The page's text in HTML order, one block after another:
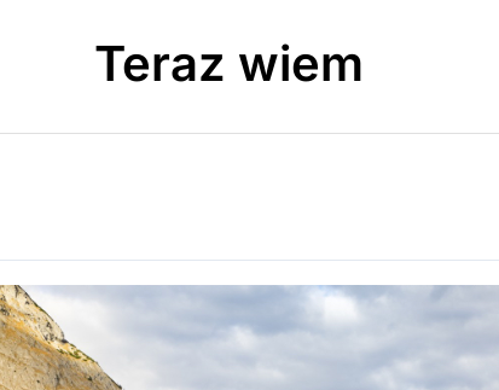
Teraz wiem